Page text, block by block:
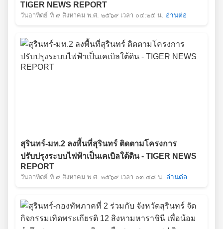
TIGER NEWS REPORT
วันอาทิตย์ ที่ ๙ สิงหาคม พ.ศ. ๒๕๖๙ เวลา ๐๔:๒๕ น. อ่านต่อ
สุรินทร์-มท.2 ลงพื้นที่สุรินทร์ ติดตามโครงการ
ปรับปรุงระบบไฟฟ้าเป็นเคเบิลใต้ดิน - TIGER NEWS
REPORT
วันอาทิตย์ ที่ ๙ สิงหาคม พ.ศ. ๒๕๖๙ เวลา ๐๓:๔๘ น. อ่านต่อ